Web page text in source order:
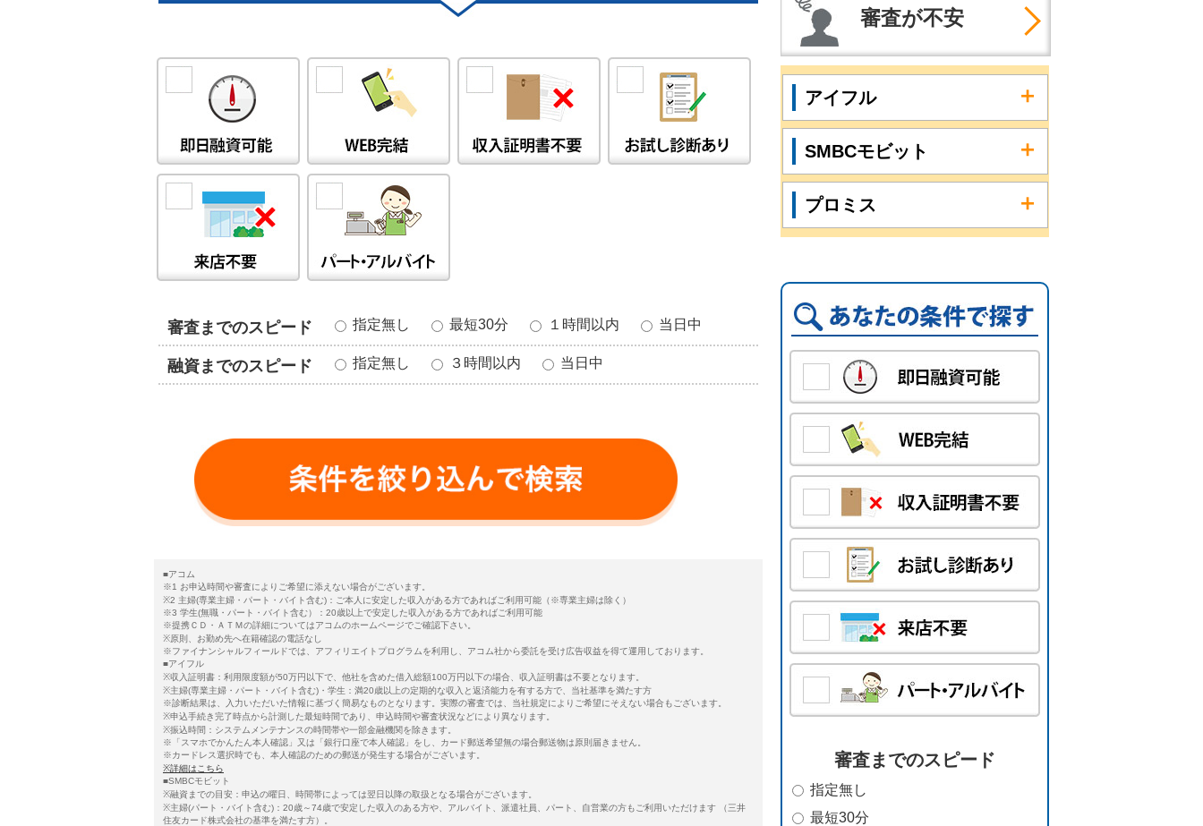
審査までのスピード 指定無し 最短30分 １時間以内 当日中
融資までのスピード 指定無し ３時間以内 当日中
■アコム
※1 お申込時間や審査によりご希望に添えない場合がございます。
※2 主婦(専業主婦・パート・バイト含む)：ご本人に安定した収入がある方であればご利用可能（※専業主婦は除く）
※3 学生(無職・パート・バイト含む）：20歳以上で安定した収入がある方であればご利用可能
※提携ＣＤ・ＡＴＭの詳細についてはアコムのホームページでご確認下さい。
※原則、お勤め先へ在籍確認の電話なし
※ファイナンシャルフィールドでは、アフィリエイトプログラムを利用し、アコム社から委託を受け広告収益を得て運用しております。
■アイフル
※収入証明書：利用限度額が50万円以下で、他社を含めた借入総額100万円以下の場合、収入証明書は不要となります。
※主婦(専業主婦・パート・バイト含む)・学生：満20歳以上の定期的な収入と返済能力を有する方で、当社基準を満たす方
※診断結果は、入力いただいた情報に基づく簡易なものとなります。実際の審査では、当社規定によりご希望にそえない場合もございます。
※申込手続き完了時点から計測した最短時間であり、申込時間や審査状況などにより異なります。
※振込時間：システムメンテナンスの時間帯や一部金融機関を除きます。
※「スマホでかんたん本人確認」又は「銀行口座で本人確認」をし、カード郵送希望無の場合郵送物は原則届きません。
※カードレス選択時でも、本人確認のための郵送が発生する場合がございます。
※詳細はこちら
■SMBCモビット
※融資までの目安：申込の曜日、時間帯によっては翌日以降の取扱となる場合がございます。
※主婦(パート・バイト含む)：20歳～74歳で安定した収入のある方や、アルバイト、派遣社員、パート、自営業の方もご利用いただけます （三井
住友カード株式会社の基準を満たす方）。
審査が不安
アイフル
SMBCモビット
プロミス
審査までのスピード
指定無し
最短30分